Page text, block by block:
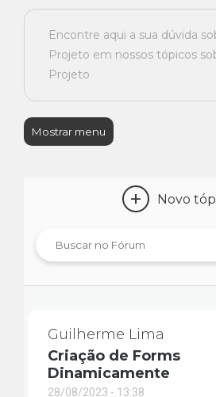
Encontre aqui a sua dúvida
Projeto em nossos tópicos
Projeto
Mostrar menu
+ Novo
Guilherme Lima
Criação de Forms
Dinamicamente
28/08/2023 - 13:38